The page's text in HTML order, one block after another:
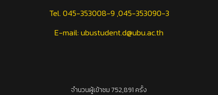
Tel. 045-353008-9 ,045-353090-3
E-mail: ubustudent.d@ubu.ac.th
จำนวนผู้เข้าชม 752,891 ครั้ง